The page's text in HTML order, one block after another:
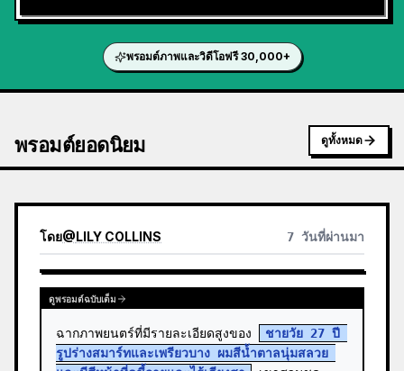
พรอมต์ภาพและวิดีโอฟรี 30,000+
พรอมต์ยอดนิยม ดูทั้งหมด
โดย@LILY COLLINS 7 วันที่ผ่านมา
ดูพรอมต์ฉบับเต็ม
ฉากภาพยนตร์ที่มีรายละเอียดสูงของ
ชายวัย 27 ปี
รูปร่างสมาร์ทและเพรียวบาง ผมสีน้ำตาลนุ่มสลวย